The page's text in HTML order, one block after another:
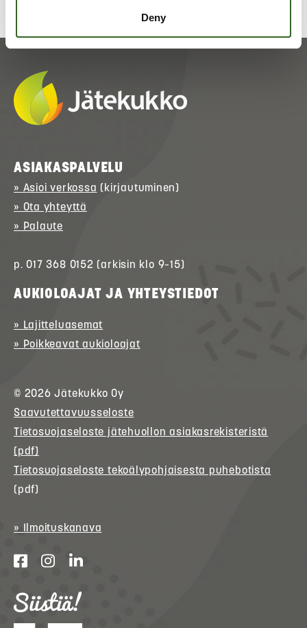
Deny
ASIAKASPALVELU
» Asioi verkossa (kirjautuminen)
» Ota yhteyttä
» Palaute
p. 017 368 0152 (arkisin klo 9–15)
AUKIOLOAJAT JA YHTEYSTIEDOT
» Lajitteluasemat
» Poikkeavat aukioloajat
© 2026Jätekukko Oy
Saavutettavuusseloste
Tietosuojaseloste jätehuollon asiakasrekisteristä
(pdf)
Tietosuojaseloste tekoälypohjaisesta puhebotista
(pdf)
» Ilmoituskanava